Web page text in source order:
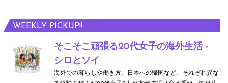
WEEKLY PICKUP!!
そこそこ頑張る20代女子の海外生活 -
シロとソイ
海外での暮らしや働き方、日本への帰国など、それぞれ異な